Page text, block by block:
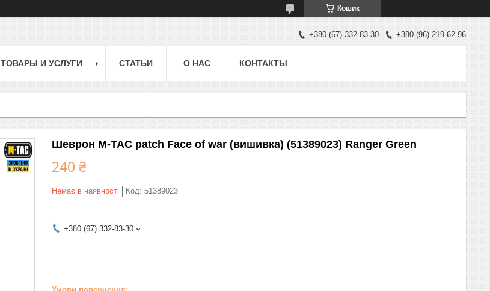
Кошик
+380 (67) 332-83-30 +380 (96) 219-62-96
ТОВАРЫ И УСЛУГИ СТАТЬИ О НАС КОНТАКТЫ
Шеврон M-TAC patch Face of war (вишивка) (51389023) Ranger Green
240 ₴
Немає в наявності Код: 51389023
+380 (67) 332-83-30